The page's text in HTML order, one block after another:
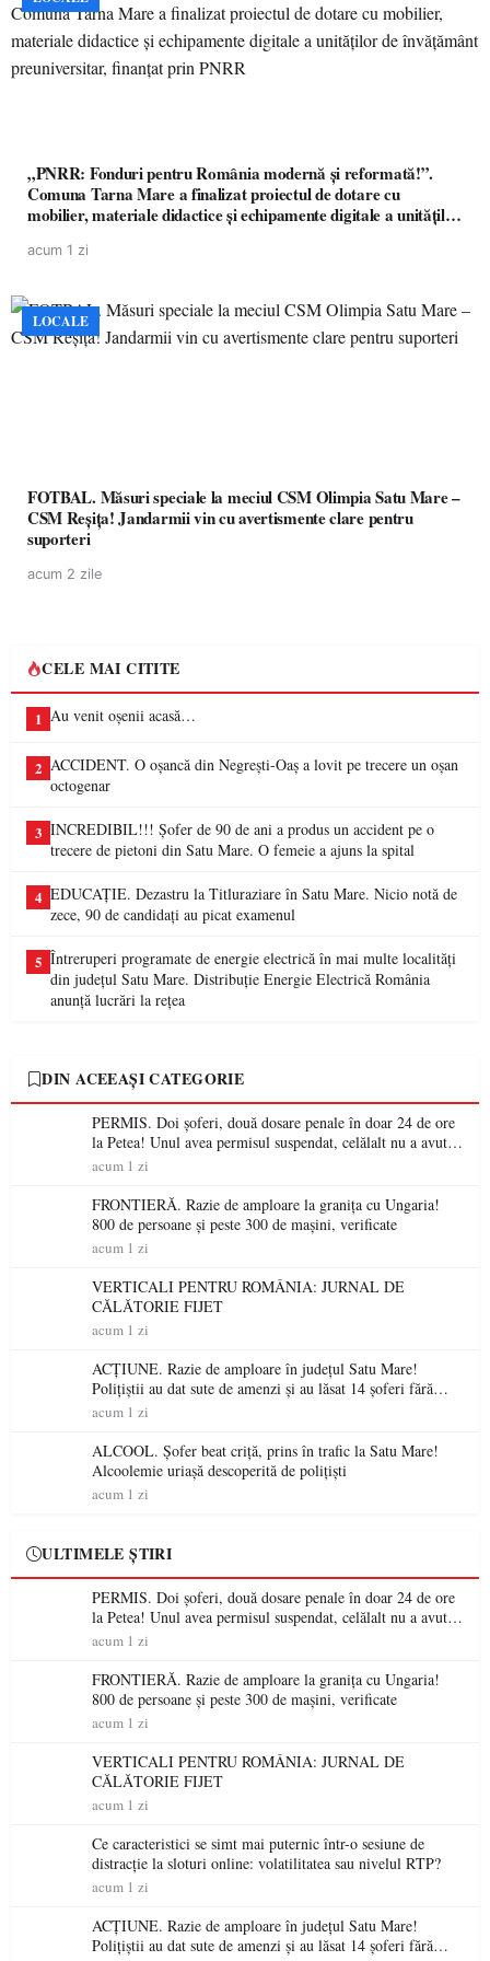
„PNRR: Fonduri pentru România modernă și reformată!”.
Comuna Tarna Mare a finalizat proiectul de dotare cu
mobilier, materiale didactice și echipamente digitale a unităților
acum 1 zi
LOCALE
FOTBAL. Măsuri speciale la meciul CSM Olimpia Satu Mare –
CSM Reșița! Jandarmii vin cu avertismente clare pentru
suporteri
acum 2 zile
CELE MAI CITITE
1 Au venit oșenii acasă…
2 ACCIDENT. O oșancă din Negrești-Oaș a lovit pe trecere un oșan
octogenar
3 INCREDIBIL!!! Șofer de 90 de ani a produs un accident pe o
trecere de pietoni din Satu Mare. O femeie a ajuns la spital
4 EDUCAȚIE. Dezastru la Titluraziare în Satu Mare. Nicio notă de
zece, 90 de candidați au picat examenul
5 Întreruperi programate de energie electrică în mai multe localități
din județul Satu Mare. Distribuție Energie Electrică România
anunță lucrări la rețea
DIN ACEEAȘI CATEGORIE
PERMIS. Doi șoferi, două dosare penale în doar 24 de ore
la Petea! Unul avea permisul suspendat, celălalt nu a avut
niciodată permis
acum 1 zi
FRONTIERĂ. Razie de amploare la granița cu Ungaria!
800 de persoane și peste 300 de mașini, verificate
acum 1 zi
VERTICALI PENTRU ROMÂNIA: JURNAL DE
CĂLĂTORIE FIJET
acum 1 zi
ACȚIUNE. Razie de amploare în județul Satu Mare!
Polițiștii au dat sute de amenzi și au lăsat 14 șoferi fără
permis într-o singură zi
acum 1 zi
ALCOOL. Șofer beat criță, prins în trafic la Satu Mare!
Alcoolemie uriașă descoperită de polițiști
acum 1 zi
ULTIMELE ȘTIRI
PERMIS. Doi șoferi, două dosare penale în doar 24 de ore
la Petea! Unul avea permisul suspendat, celălalt nu a avut
niciodată permis
acum 1 zi
FRONTIERĂ. Razie de amploare la granița cu Ungaria!
800 de persoane și peste 300 de mașini, verificate
acum 1 zi
VERTICALI PENTRU ROMÂNIA: JURNAL DE
CĂLĂTORIE FIJET
acum 1 zi
Ce caracteristici se simt mai puternic într-o sesiune de
distracție la sloturi online: volatilitatea sau nivelul RTP?
acum 1 zi
ACȚIUNE. Razie de amploare în județul Satu Mare!
Polițiștii au dat sute de amenzi și au lăsat 14 șoferi fără